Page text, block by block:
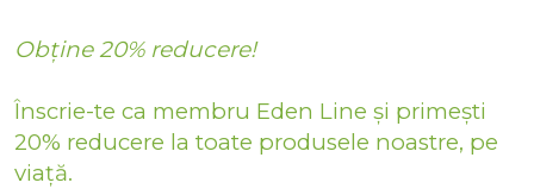
Obține 20% reducere!
Înscrie-te ca membru Eden Line și primești
20% reducere la toate produsele noastre, pe
viață.